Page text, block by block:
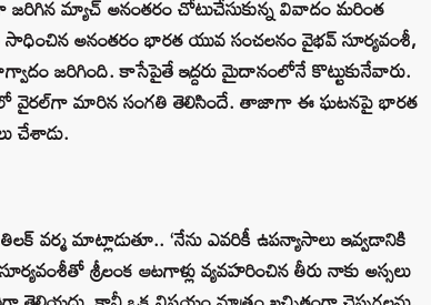
జరిగిన మ్యాచ్ అనంతరం చోటుచేసుకున్న వివాదం మరింత
అనంతరం భారత యువ సంచలనం వైభవ్ సూర్యవంశీ,
జరిగింది. కాసేపైతే ఇద్దరు మైదానంలోనే కొట్టుకునేవారు.
వైరల్‌గా మారిన సంగతి తెలిసిందే. తాజాగా ఈ ఘటనపై భారత
చేశాడు.
మాట్లాడుతూ.. ‘నేను ఎవరికీ ఉపన్యాసాలు ఇవ్వడానికి
శ్రీలంక ఆటగాళ్లు వ్యవహరించిన తీరు నాకు అస్సలు